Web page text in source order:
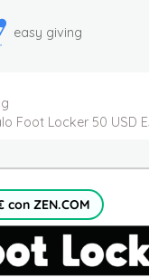
easy giving
Foot Locker 50 USD
con ZEN.COM